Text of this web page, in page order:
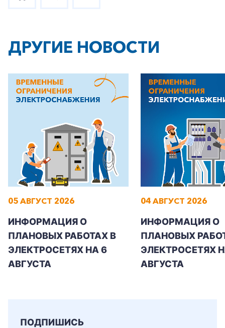
ДРУГИЕ НОВОСТИ
05 АВГУСТ 2026
ИНФОРМАЦИЯ О
ПЛАНОВЫХ РАБОТАХ В
ЭЛЕКТРОСЕТЯХ НА 6
АВГУСТА
04 АВГУСТ 2026
ИНФОРМАЦИЯ О
ПЛАНОВЫХ
ЭЛЕКТРОСЕТЯХ
АВГУСТА
ПОДПИШИСЬ